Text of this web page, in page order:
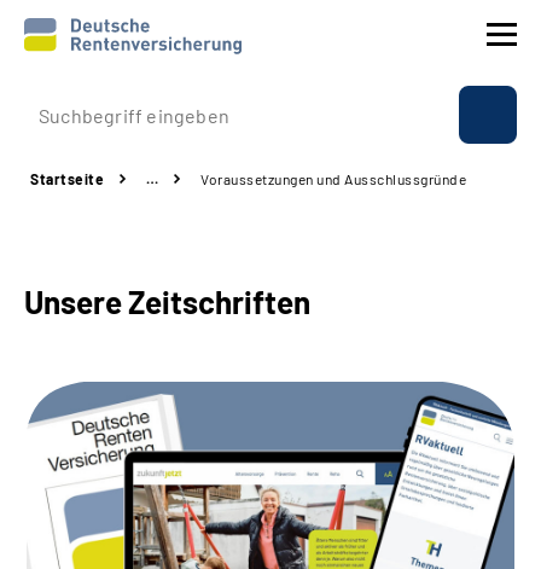
Prävention
Experten
Über uns & Presse
Online-Services
Startseite … Voraussetzungen und Ausschlussgründe
Unsere Zeitschriften